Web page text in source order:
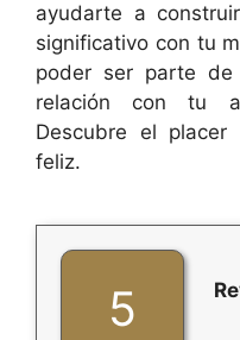
ayudarte a
significativo con tu
poder ser parte
relación con tu
Descubre el
feliz.
5